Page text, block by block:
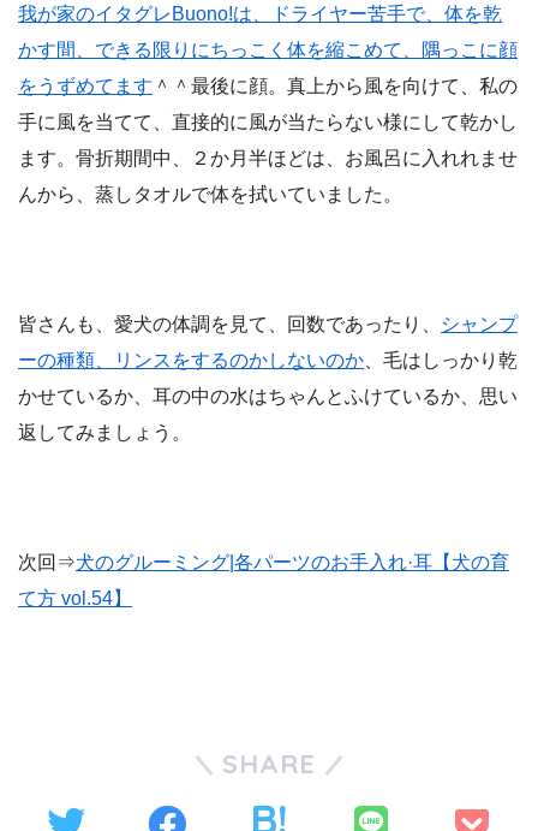
我が家のイタグレBuono!は、ドライヤー苦手で、体を乾
かす間、できる限りにちっこく体を縮こめて、隅っこに顔
をうずめてます ＾＾最後に顔。真上から風を向けて、私の
手に風を当てて、直接的に風が当たらない様にして乾かし
ます。骨折期間中、２か月半ほどは、お風呂に入れれませ
んから、蒸しタオルで体を拭いていました。
皆さんも、愛犬の体調を見て、回数であったり、
シャンプ
ーの種類、リンスをするのかしないのか、毛はしっかり乾
かせているか、耳の中の水はちゃんとふけているか、思い
返してみましょう。
次回⇒犬のグルーミング|各パーツのお手入れ·耳【犬の育
て方 vol.54】
SHARE